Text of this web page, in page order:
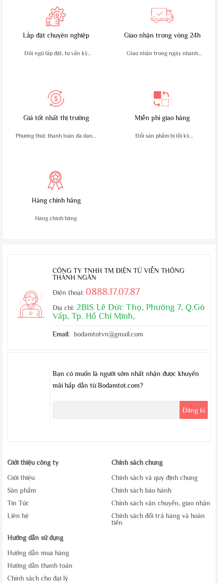
Bảo hành24 tháng
Lắp đặt chuyên nghiệp
Đội ngũ lắp đặt, tư vấn kỹ
Giao nhận trong vòng 24h
Giao nhận trong ngày nhanh
Giá tốt nhất thị trường
Phương thức thanh toán đa dạng,
Miễn phí giao hàng
Đổi sản phẩm bị lỗi kỹ
Hàng chính hãng
Hàng chính hãng
CÔNG TY TNHH TM ĐIỆN TỬ VIỄN THÔNG
THÀNH NGÂN
Điện thoại: 0888.17.07.87
Địa chỉ: 2BIS Lê Đức Thọ, Phường 7, Q.Gò
Vấp, Tp. Hồ Chí Minh,
Email: bodamtotvn@gmail.com
Bạn có muốn là người sớm nhất nhận được khuyến
mãi hấp dẫn từ Bodamtot.com?
Giới thiệu công ty
Giới thiệu
Sản phẩm
Tin Tức
Liên hệ
Chính sách chung
Chính sách và quy định chung
Chính sách bảo hành
Chính sách vận chuyển, giao nhận
Chính sách đổi trả hàng và hoàn
tiền
Hướng dẫn sử dụng
Hướng dẫn mua hàng
Hướng dẫn thanh toán
Chính sách cho đại lý